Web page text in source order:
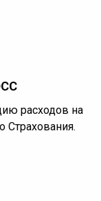
расходов на
Страхования.